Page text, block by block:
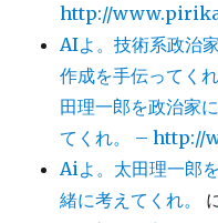
http://
AIよ。技術系政治
作成を手伝ってく
田理一郎を政治家
てくれ。 –
Aiよ。太田理一郎
緒に考えてくれ。